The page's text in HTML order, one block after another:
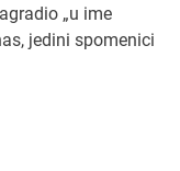
„u ime
jedini spomenici